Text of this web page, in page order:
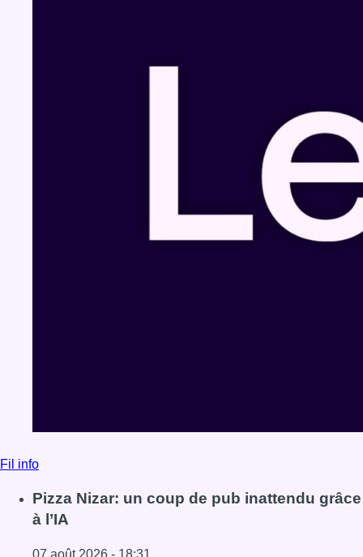
Fil info
Pizza Nizar: un coup de pub inattendu grâce
à l’IA